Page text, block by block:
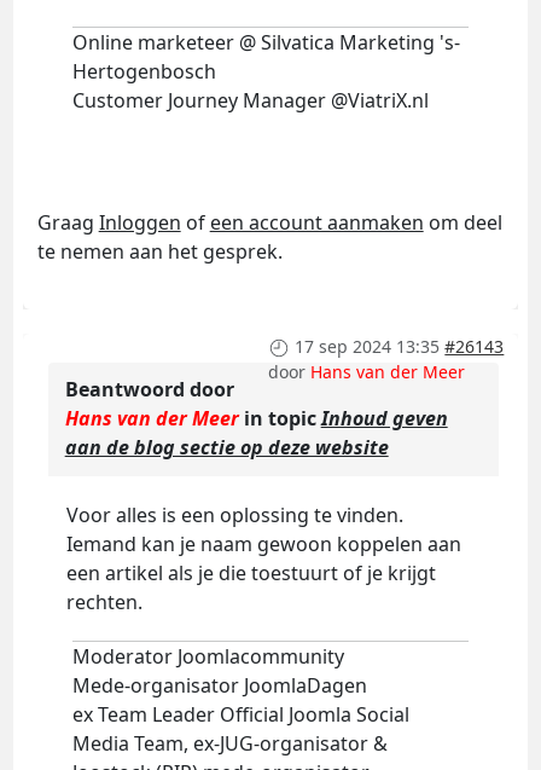
Online marketeer @ Silvatica Marketing 's-
Hertogenbosch
Customer Journey Manager @ViatriX.nl
Graag Inloggen of een account aanmaken om deel
te nemen aan het gesprek.
17 sep 2024 13:35 #26143
door Hans van der Meer
Beantwoord door
Hans van der Meerin topicInhoud geven
aan de blog sectie op deze website
Voor alles is een oplossing te vinden.
Iemand kan je naam gewoon koppelen aan
een artikel als je die toestuurt of je krijgt
rechten.
Moderator Joomlacommunity
Mede-organisator JoomlaDagen
ex Team Leader Official Joomla Social
Media Team, ex-JUG-organisator &